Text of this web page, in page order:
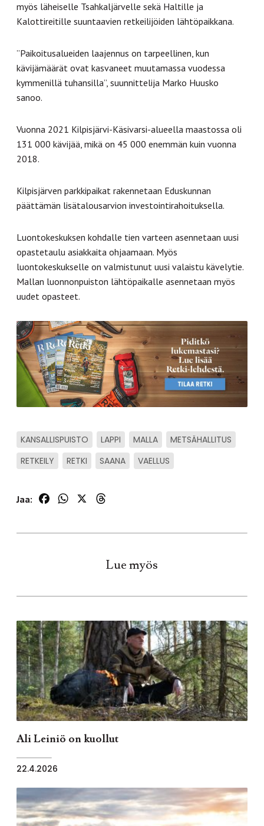
myös läheiselle Tsahkaljärvelle sekä Haltille ja
Kalottireitille suuntaavien retkeilijöiden lähtöpaikkana.
”Paikoitusalueiden laajennus on tarpeellinen, kun
kävijämäärät ovat kasvaneet muutamassa vuodessa
kymmenillä tuhansilla”, suunnittelija Marko Huusko
sanoo.
Vuonna 2021 Kilpisjärvi-Käsivarsi-alueella maastossa oli
131 000 kävijää, mikä on 45 000 enemmän kuin vuonna
2018.
Kilpisjärven parkkipaikat rakennetaan Eduskunnan
päättämän lisätalousarvion investointirahoituksella.
Luontokeskuksen kohdalle tien varteen asennetaan uusi
opastetaulu asiakkaita ohjaamaan. Myös
luontokeskukselle on valmistunut uusi valaistu kävelytie.
Mallan luonnonpuiston lähtöpaikalle asennetaan myös
uudet opasteet.
KANSALLISPUISTO LAPPI MALLA
METSÄHALLITUS
RETKEILY
RETKI SAANA VAELLUS
Jaa: FacebookWhatsApp
Lue myös
Ali Leiniö on kuollut
22.4.2026